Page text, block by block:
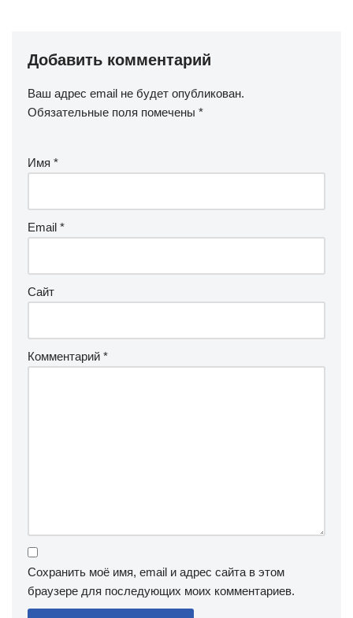
Добавить комментарий
Ваш адрес email не будет опубликован.
Обязательные поля помечены *
Имя *
Email *
Сайт
Комментарий *
Сохранить моё имя, email и адрес сайта в этом
браузере для последующих моих комментариев.